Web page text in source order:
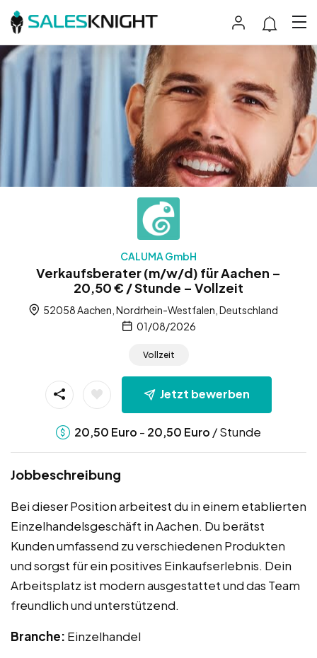
CALUMA GmbH
Verkaufsberater (m/w/d) für Aachen –
20,50 € / Stunde – Vollzeit
52058 Aachen, Nordrhein-Westfalen, Deutschland
01/08/2026
Vollzeit
Jetzt bewerben
20,50 Euro - 20,50 Euro / Stunde
Jobbeschreibung
Bei dieser Position arbeitest du in einem etablierten
Einzelhandelsgeschäft in Aachen. Du berätst
Kunden umfassend zu verschiedenen Produkten
und sorgst für ein positives Einkaufserlebnis. Dein
Arbeitsplatz ist modern ausgestattet und das Team
freundlich und unterstützend.
Branche: Einzelhandel